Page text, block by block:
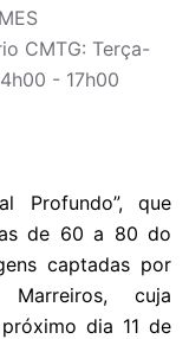
CMTG: Terça-
- 17h00
Profundo”, que
de 60 a 80 do
captadas por
cuja
dia 11 de